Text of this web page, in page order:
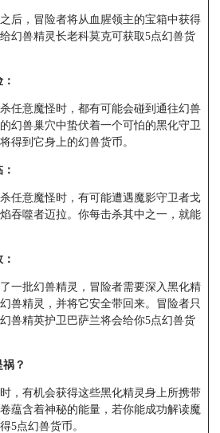
后，冒险者将从血腥领主的宝箱中获得
幻兽精灵长老科莫克可获取5点幻兽货
任意魔怪时，都有可能会碰到通往幻兽
幻兽巢穴中蛰伏着一个可怕的黑化守卫
到它身上的幻兽货币。
任意魔怪时，有可能遭遇魔影守卫者戈
吞噬者迈拉。你每击杀其中之一，就能
一批幻兽精灵，冒险者需要深入黑化精
兽精灵，并将它安全带回来。冒险者只
兽精英护卫巴萨兰将会给你5点幻兽货
？
，有机会获得这些黑化精灵身上所携带
蕴含着神秘的能量，若你能成功解读魔
5点幻兽货币。